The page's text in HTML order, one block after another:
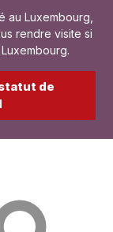
au Luxembourg,
rendre visite si
de